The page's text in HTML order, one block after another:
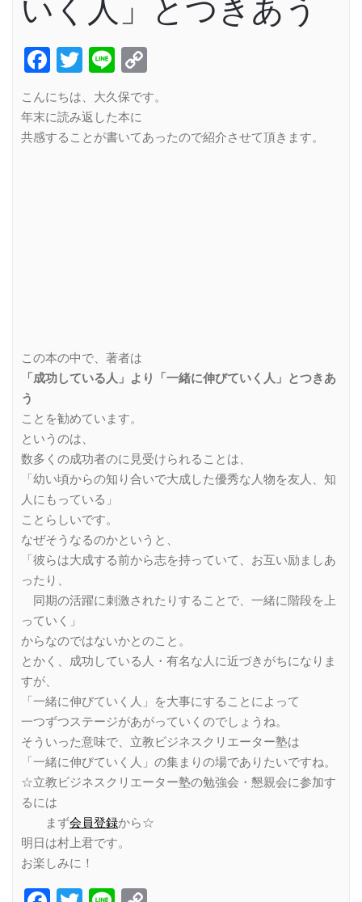
いく人」とつきあう
Facebook
Twitter
Line
Link
こんにちは、大久保です。
年末に読み返した本に
共感することが書いてあったので紹介させて頂きます。
この本の中で、著者は
「成功している人」より「一緒に伸びていく人」とつきあ
う
ことを勧めています。
というのは、
数多くの成功者のに見受けられることは、
「幼い頃からの知り合いで大成した優秀な人物を友人、知
人にもっている」
ことらしいです。
なぜそうなるのかというと、
「彼らは大成する前から志を持っていて、お互い励ましあ
ったり、
同期の活躍に刺激されたりすることで、一緒に階段を上
っていく」
からなのではないかとのこと。
とかく、成功している人・有名な人に近づきがちになりま
すが、
「一緒に伸びていく人」を大事にすることによって
一つずつステージがあがっていくのでしょうね。
そういった意味で、立教ビジネスクリエーター塾は
「一緒に伸びていく人」の集まりの場でありたいですね。
☆立教ビジネスクリエーター塾の勉強会・懇親会に参加す
るには
まず会員登録から☆
明日は村上君です。
お楽しみに！